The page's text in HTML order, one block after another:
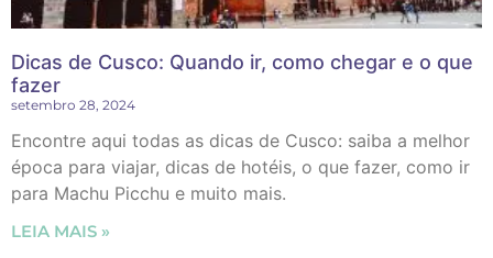
Dicas de Cusco: Quando ir, como chegar e o que
fazer
setembro 28, 2024
Encontre aqui todas as dicas de Cusco: saiba a melhor
época para viajar, dicas de hotéis, o que fazer, como ir
para Machu Picchu e muito mais.
LEIA MAIS »